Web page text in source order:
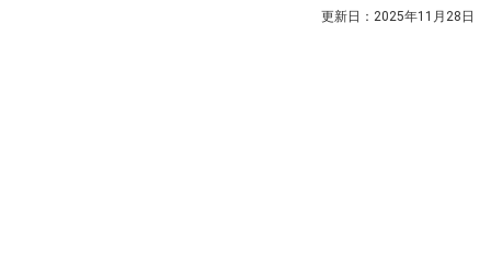
更新日： 2025年11月28日